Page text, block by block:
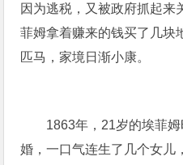
因为逃税，又被政府抓起来
菲姆拿着赚来的钱买了几块
匹马，家境日渐小康。
1863年，21岁的埃菲
婚，一口气连生了几个女儿